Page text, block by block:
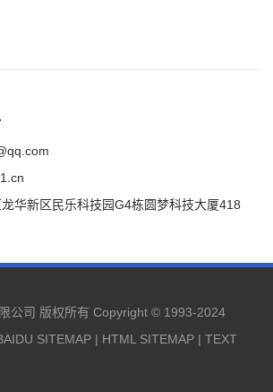
华新区民乐科技园G4栋圆梦科技大厦418
公司 版权所有 Copyright © 1993-2024
SITEMAP | HTML SITEMAP | TEXT